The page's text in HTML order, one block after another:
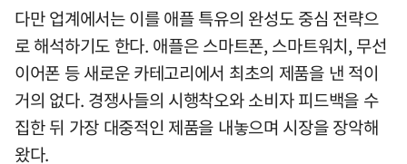
다만 업계에서는 이를 애플 특유의 완성도 중심 전략으
로 해석하기도 한다. 애플은 스마트폰, 스마트워치, 무선
이어폰 등 새로운 카테고리에서 최초의 제품을 낸 적이
거의 없다. 경쟁사들의 시행착오와 소비자 피드백을 수
집한 뒤 가장 대중적인 제품을 내놓으며 시장을 장악해
왔다.